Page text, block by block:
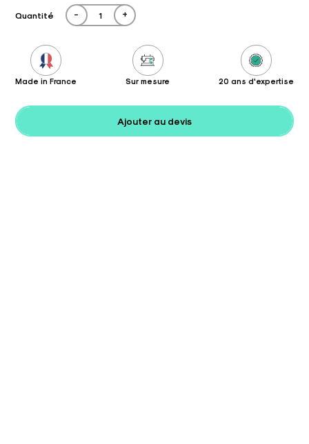
Quantité - +
Made in France Sur mesure 20 ans d'expertise
Ajouter au devis